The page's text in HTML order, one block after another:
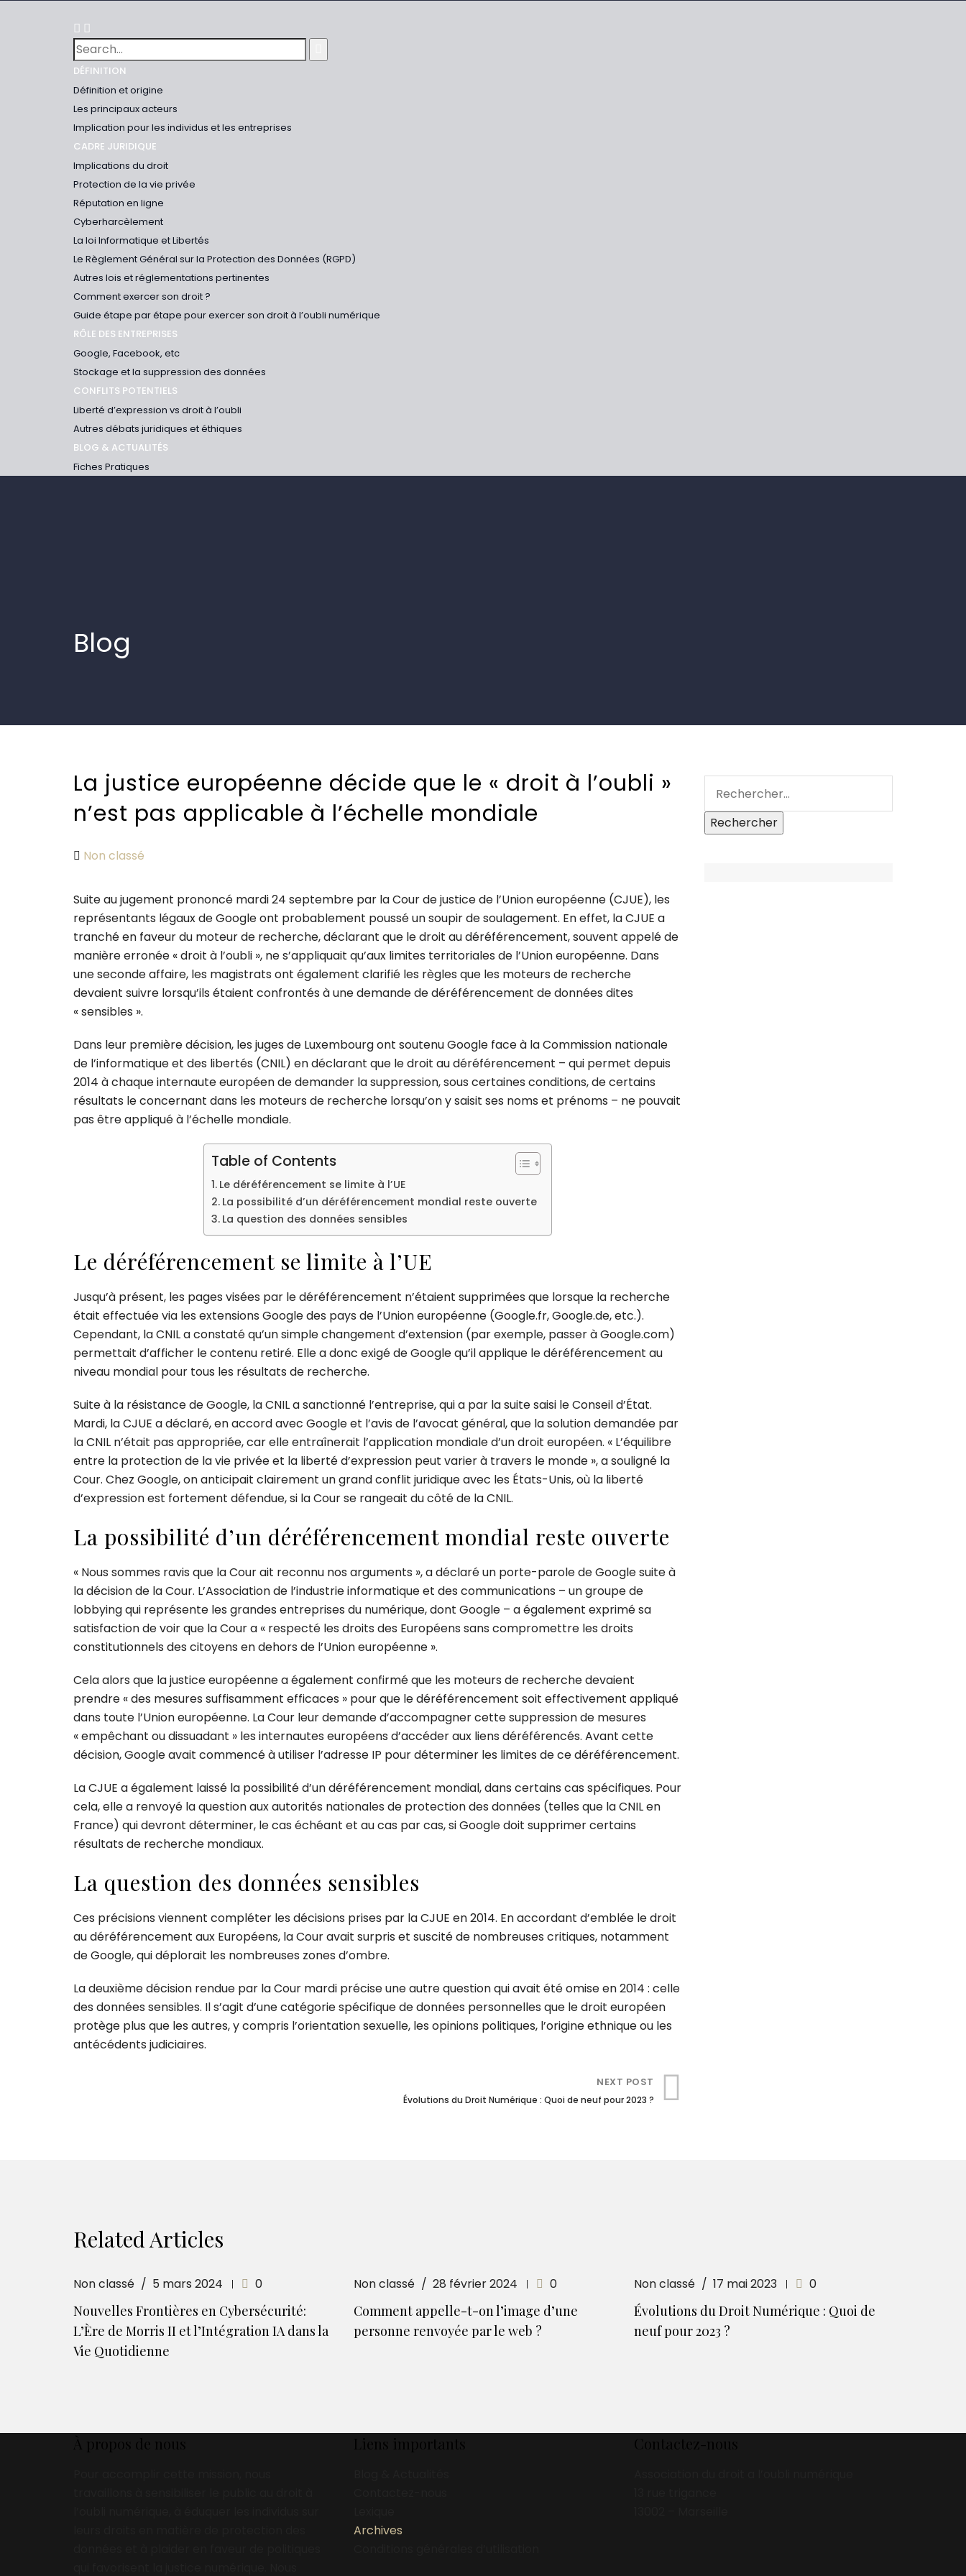
DÉFINITION
Définition et origine
Les principaux acteurs
Implication pour les individus et les entreprises
CADRE JURIDIQUE
Implications du droit
Protection de la vie privée
Réputation en ligne
Cyberharcèlement
La loi Informatique et Libertés
Le Règlement Général sur la Protection des Données (RGPD)
Autres lois et réglementations pertinentes
Comment exercer son droit ?
Guide étape par étape pour exercer son droit à l’oubli numérique
RÔLE DES ENTREPRISES
Google, Facebook, etc
Stockage et la suppression des données
CONFLITS POTENTIELS
Liberté d’expression vs droit à l’oubli
Autres débats juridiques et éthiques
BLOG & ACTUALITÉS
Fiches Pratiques
Blog
La justice européenne décide que le « droit à l’oubli »
n’est pas applicable à l’échelle mondiale
Non classé
Suite au jugement prononcé mardi 24 septembre par la Cour de justice de l’Union européenne (CJUE), les
représentants légaux de Google ont probablement poussé un soupir de soulagement. En effet, la CJUE a
tranché en faveur du moteur de recherche, déclarant que le droit au déréférencement, souvent appelé de
manière erronée « droit à l’oubli », ne s’appliquait qu’aux limites territoriales de l’Union européenne. Dans
une seconde affaire, les magistrats ont également clarifié les règles que les moteurs de recherche
devaient suivre lorsqu’ils étaient confrontés à une demande de déréférencement de données dites
« sensibles ».
Dans leur première décision, les juges de Luxembourg ont soutenu Google face à la Commission nationale
de l’informatique et des libertés (CNIL) en déclarant que le droit au déréférencement – qui permet depuis
2014 à chaque internaute européen de demander la suppression, sous certaines conditions, de certains
résultats le concernant dans les moteurs de recherche lorsqu’on y saisit ses noms et prénoms – ne pouvait
pas être appliqué à l’échelle mondiale.
Table of Contents
Le déréférencement se limite à l’UE
La possibilité d’un déréférencement mondial reste ouverte
La question des données sensibles
Le déréférencement se limite à l’UE
Jusqu’à présent, les pages visées par le déréférencement n’étaient supprimées que lorsque la recherche
était effectuée via les extensions Google des pays de l’Union européenne (Google.fr, Google.de, etc.).
Cependant, la CNIL a constaté qu’un simple changement d’extension (par exemple, passer à Google.com)
permettait d’afficher le contenu retiré. Elle a donc exigé de Google qu’il applique le déréférencement au
niveau mondial pour tous les résultats de recherche.
Suite à la résistance de Google, la CNIL a sanctionné l’entreprise, qui a par la suite saisi le Conseil d’État.
Mardi, la CJUE a déclaré, en accord avec Google et l’avis de l’avocat général, que la solution demandée par
la CNIL n’était pas appropriée, car elle entraînerait l’application mondiale d’un droit européen. « L’équilibre
entre la protection de la vie privée et la liberté d’expression peut varier à travers le monde », a souligné la
Cour. Chez Google, on anticipait clairement un grand conflit juridique avec les États-Unis, où la liberté
d’expression est fortement défendue, si la Cour se rangeait du côté de la CNIL.
La possibilité d’un déréférencement mondial reste ouverte
« Nous sommes ravis que la Cour ait reconnu nos arguments », a déclaré un porte-parole de Google suite à
la décision de la Cour. L’Association de l’industrie informatique et des communications – un groupe de
lobbying qui représente les grandes entreprises du numérique, dont Google – a également exprimé sa
satisfaction de voir que la Cour a « respecté les droits des Européens sans compromettre les droits
constitutionnels des citoyens en dehors de l’Union européenne ».
Cela alors que la justice européenne a également confirmé que les moteurs de recherche devaient
prendre « des mesures suffisamment efficaces » pour que le déréférencement soit effectivement appliqué
dans toute l’Union européenne. La Cour leur demande d’accompagner cette suppression de mesures
« empêchant ou dissuadant » les internautes européens d’accéder aux liens déréférencés. Avant cette
décision, Google avait commencé à utiliser l’adresse IP pour déterminer les limites de ce déréférencement.
La CJUE a également laissé la possibilité d’un déréférencement mondial, dans certains cas spécifiques. Pour
cela, elle a renvoyé la question aux autorités nationales de protection des données (telles que la CNIL en
France) qui devront déterminer, le cas échéant et au cas par cas, si Google doit supprimer certains
résultats de recherche mondiaux.
La question des données sensibles
Ces précisions viennent compléter les décisions prises par la CJUE en 2014. En accordant d’emblée le droit
au déréférencement aux Européens, la Cour avait surpris et suscité de nombreuses critiques, notamment
de Google, qui déplorait les nombreuses zones d’ombre.
La deuxième décision rendue par la Cour mardi précise une autre question qui avait été omise en 2014 : celle
des données sensibles. Il s’agit d’une catégorie spécifique de données personnelles que le droit européen
protège plus que les autres, y compris l’orientation sexuelle, les opinions politiques, l’origine ethnique ou les
antécédents judiciaires.
NEXT POST
Évolutions du Droit Numérique : Quoi de neuf pour 2023 ?
Related Articles
Non classé 5 mars 2024 0
Nouvelles Frontières en Cybersécurité:
L’Ère de Morris II et l’Intégration IA dans la
Vie Quotidienne
Non classé 28 février 2024 0
Comment appelle-t-on l’image d’une
personne renvoyée par le web ?
Non classé 17 mai 2023 0
Évolutions du Droit Numérique : Quoi de
neuf pour 2023 ?
Archives